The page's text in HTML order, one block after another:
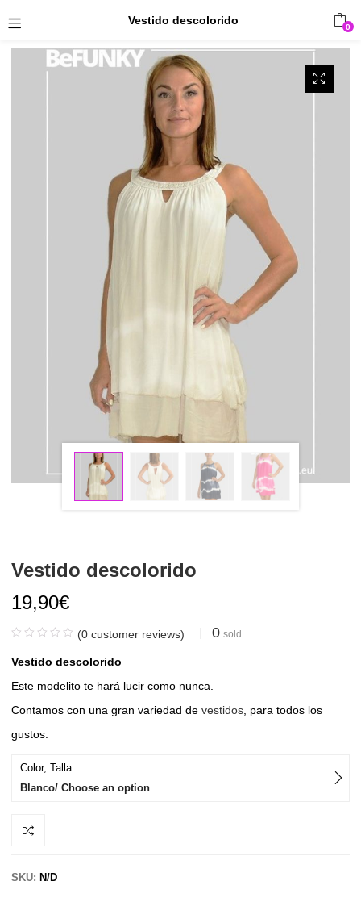
Vestido descolorido
0
Vestido descolorido
19,90€
(0 customer reviews) 0 sold
Vestido descolorido
Este modelito te hará lucir como nunca.
Contamos con una gran variedad devestidos , para todos los
gustos.
Color, Talla
Blanco/ Choose an option
SKU:N/D